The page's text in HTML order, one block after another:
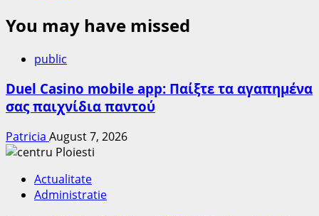
You may have missed
public
Duel Casino mobile app: Παίξτε τα αγαπημένα
σας παιχνίδια παντού
Patricia August 7, 2026
Actualitate
Administratie